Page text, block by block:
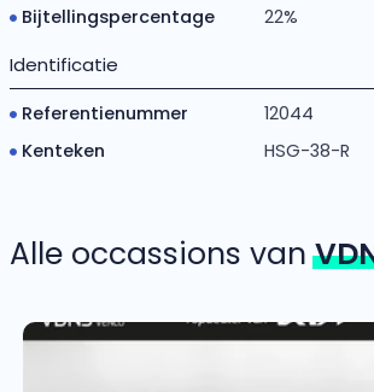
Bijtellingspercentage
22%
Identificatie
Referentienummer
12044
Kenteken
HSG-38-R
Alle occassions van